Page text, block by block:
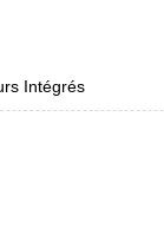
Intégrés